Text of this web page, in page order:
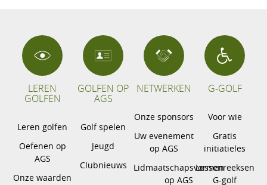
LEREN
GOLFEN
Leren golfen
Oefenen op
AGS
Onze waarden
GOLFEN OP
AGS
Golf spelen
Jeugd
Clubnieuws
NETWERKEN
Onze sponsors
Uw evenement
op AGS
Lidmaatschapsvormen
op AGS
G-GOLF
Voor wie
Gratis
initiatieles
Lessenreeksen
G-golf